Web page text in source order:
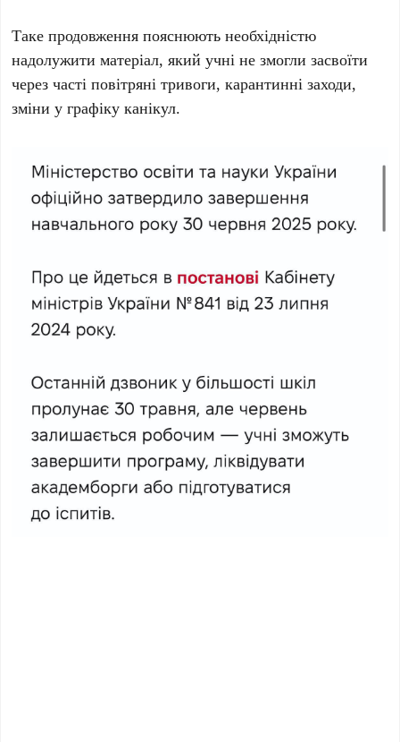
Таке продовження пояснюють необхідністю
надолужити матеріал, який учні не змогли засвоїти
через часті повітряні тривоги, карантинні заходи,
зміни у графіку канікул.